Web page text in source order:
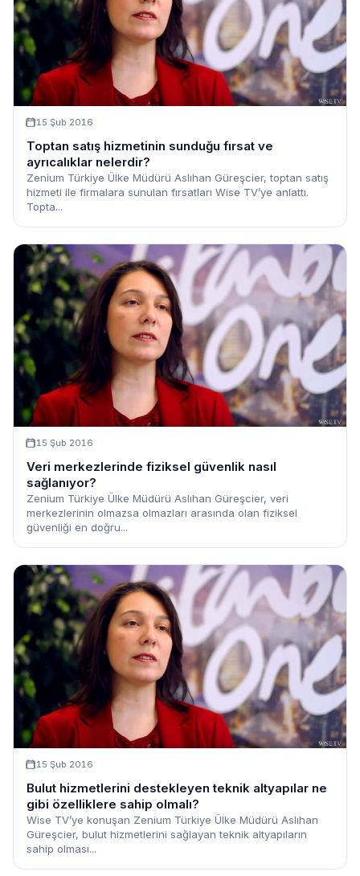
15 Şub 2016
Toptan satış hizmetinin sunduğu fırsat ve
ayrıcalıklar nelerdir?
Zenium Türkiye Ülke Müdürü Aslıhan Güreşcier, toptan satış
hizmeti ile firmalara sunulan fırsatları Wise TV’ye anlattı.
Topta...
15 Şub 2016
Veri merkezlerinde fiziksel güvenlik nasıl
sağlanıyor?
Zenium Türkiye Ülke Müdürü Aslıhan Güreşcier, veri
merkezlerinin olmazsa olmazları arasında olan fiziksel
güvenliği en doğru...
15 Şub 2016
Bulut hizmetlerini destekleyen teknik altyapılar ne
gibi özelliklere sahip olmalı?
Wise TV’ye konuşan Zenium Türkiye Ülke Müdürü Aslıhan
Güreşcier, bulut hizmetlerini sağlayan teknik altyapıların
sahip olması...